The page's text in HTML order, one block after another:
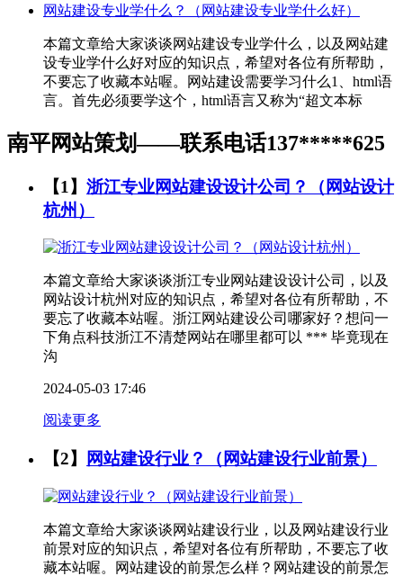
网站建设专业学什么？（网站建设专业学什么好）
本篇文章给大家谈谈网站建设专业学什么，以及网站建
设专业学什么好对应的知识点，希望对各位有所帮助，
不要忘了收藏本站喔。网站建设需要学习什么1、html语
言。首先必须要学这个，html语言又称为“超文本标
南平网站策划——联系电话137*****625
【1】 浙江专业网站建设设计公司？（网站设计
杭州）
本篇文章给大家谈谈浙江专业网站建设设计公司，以及
网站设计杭州对应的知识点，希望对各位有所帮助，不
要忘了收藏本站喔。浙江网站建设公司哪家好？想问一
下角点科技浙江不清楚网站在哪里都可以 *** 毕竟现在
沟
2024-05-03 17:46
阅读更多
【2】 网站建设行业？（网站建设行业前景）
本篇文章给大家谈谈网站建设行业，以及网站建设行业
前景对应的知识点，希望对各位有所帮助，不要忘了收
藏本站喔。网站建设的前景怎么样？网站建设的前景怎